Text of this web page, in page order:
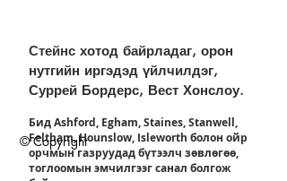
Стейнс хотод байрладаг, орон
нутгийн иргэдэд үйлчилдэг,
Суррей Бордерс, Вест Хонслоу.
Бид Ashford, Egham, Staines, Stanwell,
Feltham, Hounslow, Isleworth болон ойр
орчмын газруудад бүтээлч зөвлөгөө,
тоглоомын эмчилгээг санал болгож
© Copyright